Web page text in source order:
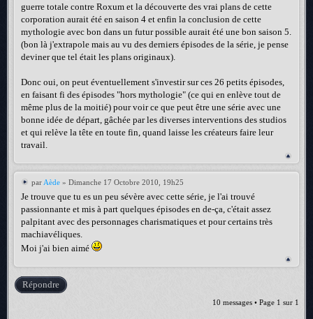
guerre totale contre Roxum et la découverte des vrai plans de cette
corporation aurait été en saison 4 et enfin la conclusion de cette
mythologie avec bon dans un futur possible aurait été une bon saison 5.
(bon là j'extrapole mais au vu des derniers épisodes de la série, je pense
deviner que tel était les plans originaux).
Donc oui, on peut éventuellement s'investir sur ces 26 petits épisodes,
en faisant fi des épisodes "hors mythologie" (ce qui en enlève tout de
même plus de la moitié) pour voir ce que peut être une série avec une
bonne idée de départ, gâchée par les diverses interventions des studios
et qui relève la tête en toute fin, quand laisse les créateurs faire leur
travail.
par Aède » Dimanche 17 Octobre 2010, 19h25
Je trouve que tu es un peu sévère avec cette série, je l'ai trouvé
passionnante et mis à part quelques épisodes en de-ça, c'était assez
palpitant avec des personnages charismatiques et pour certains très
machiavéliques.
Moi j'ai bien aimé
Répondre
10 messages • Page 1 sur 1